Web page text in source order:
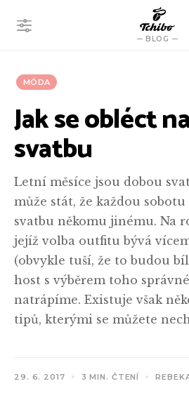
BLOG
MÓDA
Jak se obléct
svatbu
Letní měsíce jsou dobou
může stát, že každou
svatbu někomu jinému. Na
jejíž volba outfitu bývá
(obvykle tuší, že to budou
host s výběrem toho
natrápíme. Existuje však
tipů, kterými se můžete
29. 6. 2017 3 MIN. ČTENÍ